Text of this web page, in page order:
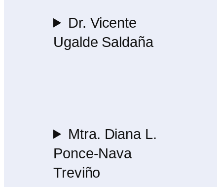
Dr. Vicente
Ugalde Saldaña
Mtra. Diana L.
Ponce-Nava
Treviño